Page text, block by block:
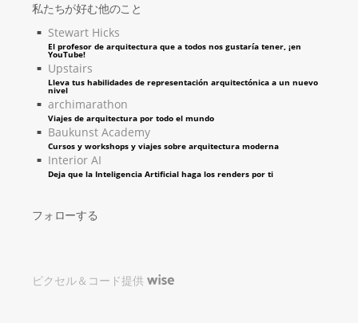
私たちが好む他のこと
Stewart Hicks
El profesor de arquitectura que a todos nos gustaría tener, ¡en
YouTube!
Upstairs
Lleva tus habilidades de representación arquitectónica a un nuevo
nivel
archimarathon
Viajes de arquitectura por todo el mundo
Baukunst Academy
Cursos y workshops y viajes sobre arquitectura moderna
Interior AI
Deja que la Inteligencia Artificial haga los renders por ti
フォローする
ピクセル＆コード提供